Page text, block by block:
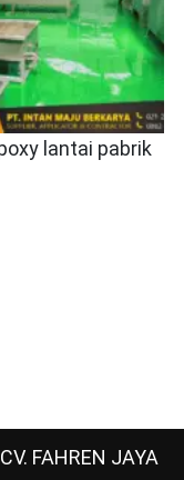
lantai pabrik
FAHREN JAYA